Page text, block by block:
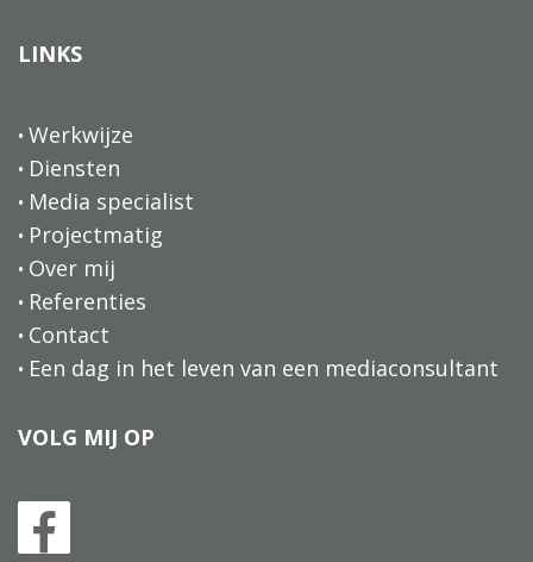
LINKS
Werkwijze
Diensten
Media specialist
Projectmatig
Over mij
Referenties
Contact
Een dag in het leven van een mediaconsultant
VOLG MIJ OP